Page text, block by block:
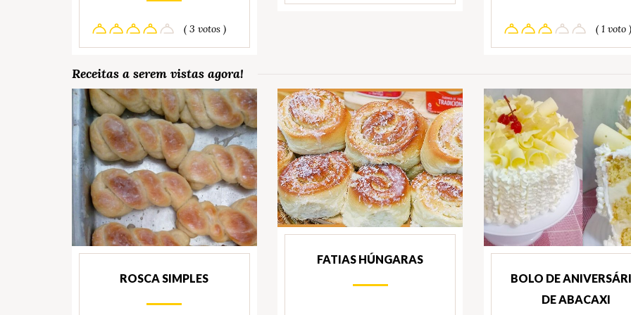
( 3 votos ) ( 1 voto )
Receitas a serem vistas agora!
ROSCA SIMPLES
FATIAS HÚNGARAS
BOLO DE
DE ABACAXI